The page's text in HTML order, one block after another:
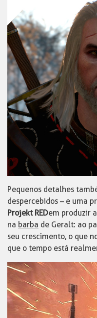
Pequenos detalhes
despercebidos – e uma
Projekt REDem produzir
na barba de Geralt: ao
seu crescimento, o que
que o tempo está